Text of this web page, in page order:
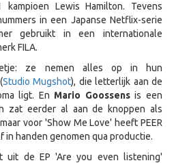
Lewis Hamilton. Tevens
in een Japanse Netflix-serie
gebruikt in een internationale
FILA.
ze nemen alles op in hun
Studio Mugshot), die letterlijk aan de
ligt. En Mario Goossensis een
zat eerder al aan de knoppen als
voor 'Show Me Love' heeft PEER
in handen genomen qua productie.
uit de EP 'Are you even listening'